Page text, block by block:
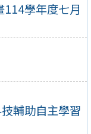
學年度七月
輔助自主學習